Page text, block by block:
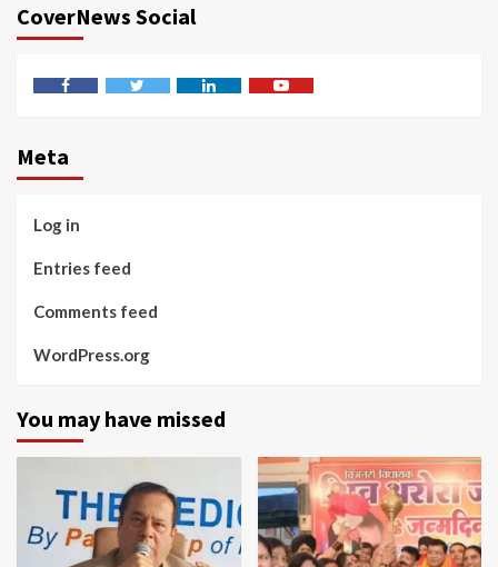
CoverNews Social
Meta
Log in
Entries feed
Comments feed
WordPress.org
You may have missed